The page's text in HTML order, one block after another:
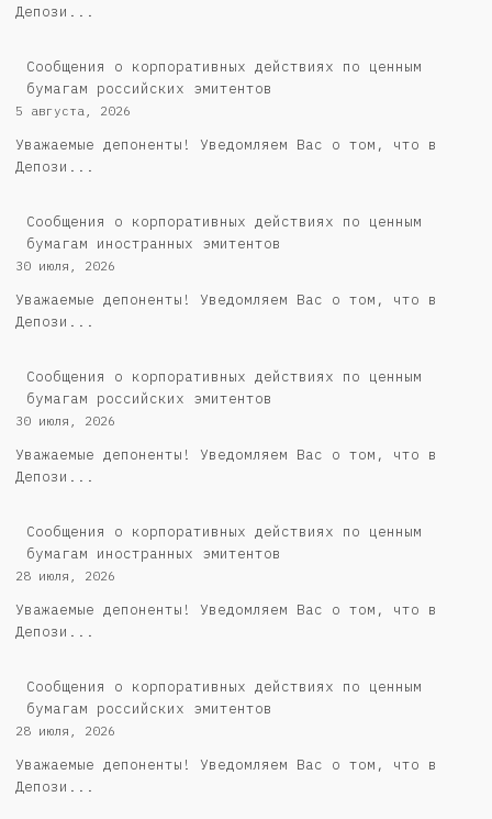
Депози...
Cообщения о корпоративных действиях по ценным
бумагам российских эмитентов
5 августа, 2026
Уважаемые депоненты! Уведомляем Вас о том, что в
Депози...
Сообщения о корпоративных действиях по ценным
бумагам иностранных эмитентов
30 июля, 2026
Уважаемые депоненты! Уведомляем Вас о том, что в
Депози...
Cообщения о корпоративных действиях по ценным
бумагам российских эмитентов
30 июля, 2026
Уважаемые депоненты! Уведомляем Вас о том, что в
Депози...
Сообщения о корпоративных действиях по ценным
бумагам иностранных эмитентов
28 июля, 2026
Уважаемые депоненты! Уведомляем Вас о том, что в
Депози...
Cообщения о корпоративных действиях по ценным
бумагам российских эмитентов
28 июля, 2026
Уважаемые депоненты! Уведомляем Вас о том, что в
Депози...